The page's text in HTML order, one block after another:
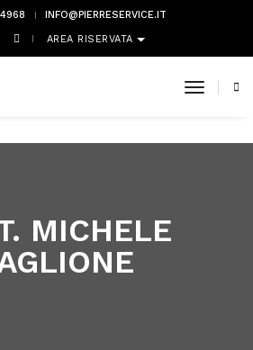
INFO@PIERRESERVICE.IT
AREA RISERVATA
toggle
MICHELE